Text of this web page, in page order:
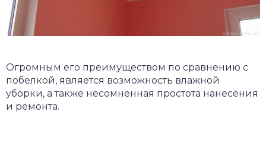
Огромным его преимуществом по сравнению с
побелкой, является возможность влажной
уборки, а также несомненная простота нанесения
и ремонта.